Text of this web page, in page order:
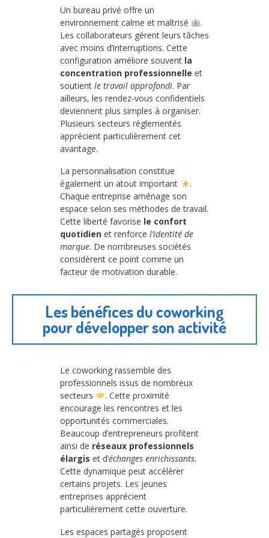
Un bureau privé offre un
environnement calme et maîtrisé
.
Les collaborateurs gèrent leurs tâches
avec moins d’interruptions. Cette
configuration améliore souvent la
concentration professionnelle et
soutient le travail approfondi. Par
ailleurs, les rendez-vous confidentiels
deviennent plus simples à organiser.
Plusieurs secteurs réglementés
apprécient particulièrement cet
avantage.
La personnalisation constitue
également un atout important
.
Chaque entreprise aménage son
espace selon ses méthodes de travail.
Cette liberté favorise le confort
quotidien et renforce l’identité de
marque. De nombreuses sociétés
considèrent ce point comme un
facteur de motivation durable.
Les bénéfices du coworking
pour développer son activité
Le coworking rassemble des
professionnels issus de nombreux
secteurs
. Cette proximité
encourage les rencontres et les
opportunités commerciales.
Beaucoup d’entrepreneurs profitent
ainsi de réseaux professionnels
élargis et d’échanges enrichissants.
Cette dynamique peut accélérer
certains projets. Les jeunes
entreprises apprécient
particulièrement cette ouverture.
Les espaces partagés proposent